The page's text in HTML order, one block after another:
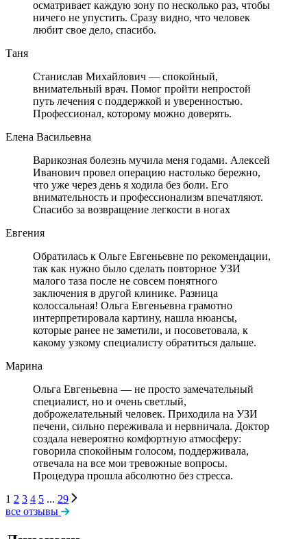
осматривает каждую зону по несколько раз, чтобы
ничего не упустить. Сразу видно, что человек
любит свое дело, спасибо.
Таня
Станислав Михайлович — спокойный,
внимательный врач. Помог пройти непростой
путь лечения с поддержкой и уверенностью.
Профессионал, которому можно доверять.
Елена Васильевна
Варикозная болезнь мучила меня годами. Алексей
Иванович провел операцию настолько бережно,
что уже через день я ходила без боли. Его
внимательность и профессионализм впечатляют.
Спасибо за возвращение легкости в ногах
Евгения
Обратилась к Ольге Евгеньевне по рекомендации,
так как нужно было сделать повторное УЗИ
малого таза после не совсем понятного
заключения в другой клинике. Разница
колоссальная! Ольга Евгеньевна грамотно
интерпретировала картину, нашла нюансы,
которые ранее не заметили, и посоветовала, к
какому узкому специалисту обратиться дальше.
Марина
Ольга Евгеньевна — не просто замечательный
специалист, но и очень светлый,
доброжелательный человек. Приходила на УЗИ
печени, сильно переживала и нервничала. Доктор
создала невероятно комфортную атмосферу:
говорила спокойным голосом, поддерживала,
отвечала на все мои тревожные вопросы.
Процедура прошла абсолютно без стресса.
1 2 3 4 5 ... 29
все отзывы